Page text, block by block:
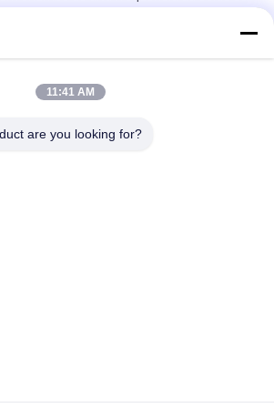
150W com transformador
de cobre puro flexível estanhou o padrão
quente e o ferro de solda
11:41 AM
are you looking for?